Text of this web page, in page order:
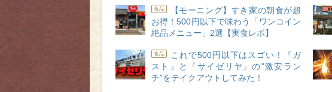
食品
【モーニング】すき家の朝食が超
お得！500円以下で味わう「ワンコイン
絶品メニュー」2選【実食レポ】
食品
これで500円以下はスゴい！『ガ
スト』と『サイゼリヤ』の"激安ラン
チ"をテイクアウトしてみた！